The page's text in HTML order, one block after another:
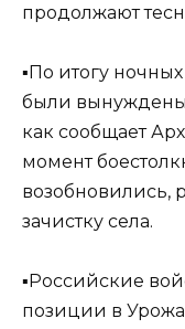
продолжают
▪️По итогу
были вынуждены
как сообщает
момент
возобновились,
зачистку села.
▪️Российские
позиции в